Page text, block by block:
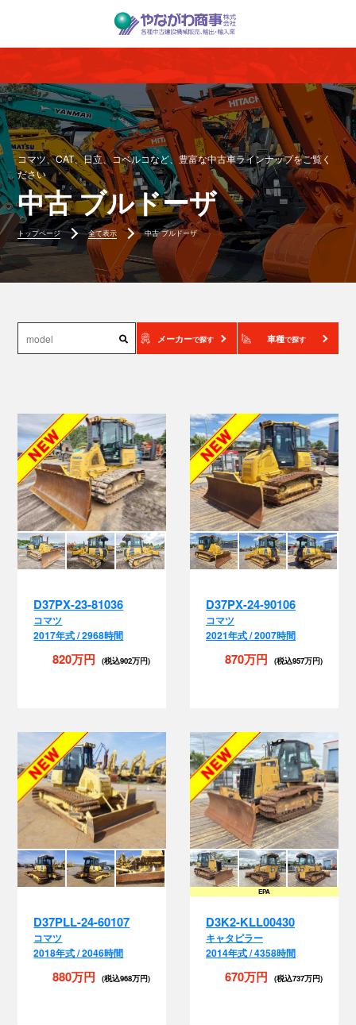
コマツ、CAT、日立、コベルコなど、豊富な中古車ラインナップをご覧く
ださい
中古 ブルドーザ
トップページ 全て表示 中古 ブルドーザ
メーカーで探す 車種で探す
D37PX-23-81036
コマツ
2017年式 / 2968時間
820万円 (税込902万円)
D37PX-24-90106
コマツ
2021年式 / 2007時間
870万円 (税込957万円)
D37PLL-24-60107
コマツ
2018年式 / 2046時間
880万円 (税込968万円)
EPA
D3K2-KLL00430
キャタピラー
2014年式 / 4358時間
670万円 (税込737万円)